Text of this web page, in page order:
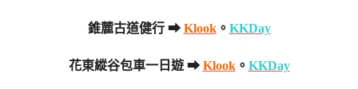
錐麓古道健行 ➡ Klook。 KKDay
花東縱谷包車一日遊 ➡ Klook。 KKDay